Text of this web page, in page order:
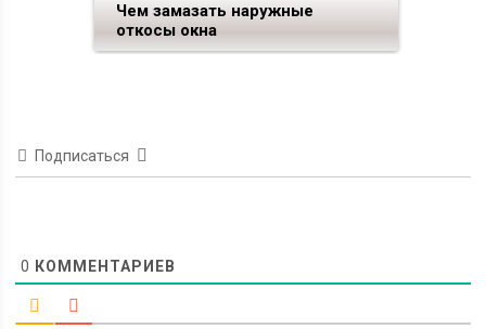
Чем замазать наружные
откосы окна
Подписаться
0 КОММЕНТАРИЕВ